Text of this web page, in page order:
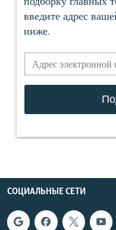
СОЦИАЛЬНЫЕ СЕТИ